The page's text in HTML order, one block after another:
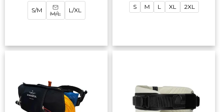
S/M M/L L/XL S M L XL 2XL